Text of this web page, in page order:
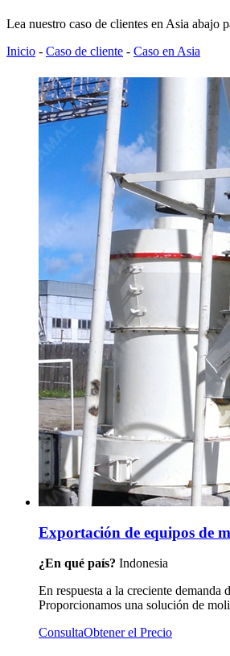
Lea nuestro caso de clientes en Asia abajo
Inicio - Caso de cliente - Caso en Asia
Exportación de equipos de
¿En qué país? Indonesia
En respuesta a la creciente demanda
Proporcionamos una solución de
ConsultaObtener el Precio